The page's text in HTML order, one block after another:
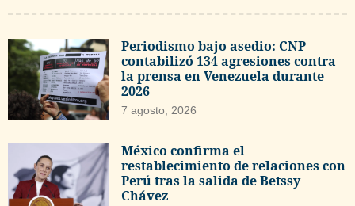
Periodismo bajo asedio: CNP
contabilizó 134 agresiones contra
la prensa en Venezuela durante
2026
7 agosto, 2026
México confirma el
restablecimiento de relaciones con
Perú tras la salida de Betssy
Chávez